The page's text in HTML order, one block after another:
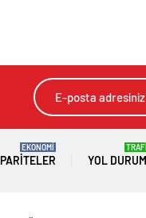
PARITELER
EKONOMİ
YOL